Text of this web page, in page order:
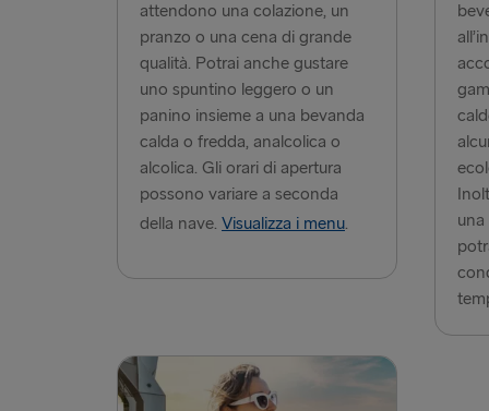
attendono una colazione, un
pranzo o una cena di grande
qualità. Potrai anche gustare
uno spuntino leggero o un
panino insieme a una bevanda
calda o fredda, analcolica o
alcolica. Gli orari di apertura
possono variare a seconda
della nave. Visualizza i menu.